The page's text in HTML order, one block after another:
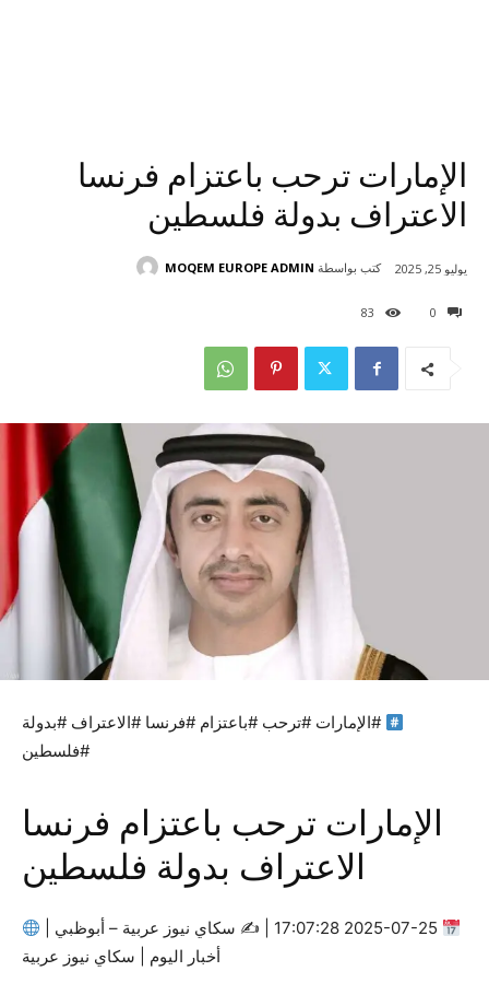
الإمارات ترحب باعتزام فرنسا
الاعتراف بدولة فلسطين
0
83
يوليو 25, 2025 كتب بواسطة MOQEM EUROPE ADMIN
#الإمارات #ترحب #باعتزام #فرنسا #الاعتراف #بدولة
#فلسطين
الإمارات ترحب باعتزام فرنسا
الاعتراف بدولة فلسطين
سكاي نيوز عربية – أبوظبي |
أخبار اليوم | سكاي نيوز عربية